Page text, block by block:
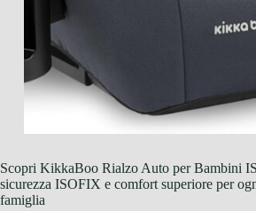
Scopri KikkaBoo Rialzo Auto per Bambini
sicurezza ISOFIX e comfort superiore per
famiglia